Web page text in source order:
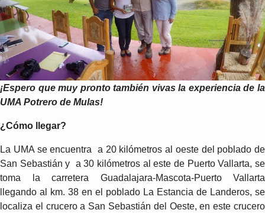
¡Espero que muy pronto también vivas la experiencia de la
UMA Potrero de Mulas!
¿Cómo llegar?
La UMA se encuentra a 20 kilómetros al oeste del poblado de
San Sebastián y a 30 kilómetros al este de Puerto Vallarta, se
toma la carretera Guadalajara-Mascota-Puerto Vallarta
llegando al km. 38 en el poblado La Estancia de Landeros, se
localiza el crucero a San Sebastián del Oeste, en este crucero